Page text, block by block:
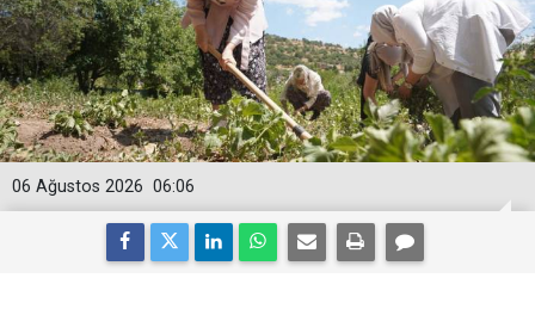
06:06
06 Ağustos 2026